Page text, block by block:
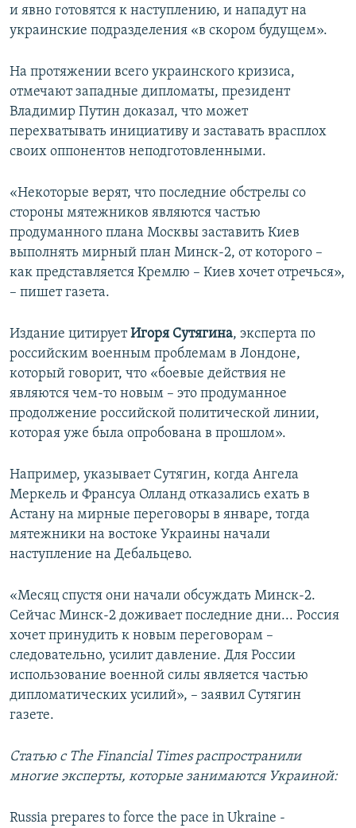
и явно готовятся к наступлению, и нападут на
украинские подразделения «в скором будущем».
На протяжении всего украинского кризиса,
отмечают западные дипломаты, президент
Владимир Путин доказал, что может
перехватывать инициативу и заставать врасплох
своих оппонентов неподготовленными.
«Некоторые верят, что последние обстрелы со
стороны мятежников являются частью
продуманного плана Москвы заставить Киев
выполнять мирный план Минск-2, от которого –
как представляется Кремлю – Киев хочет отречься»,
– пишет газета.
Издание цитируетИгоря Сутягина, эксперта по
российским военным проблемам в Лондоне,
который говорит, что «боевые действия не
являются чем-то новым – это продуманное
продолжение российской политической линии,
которая уже была опробована в прошлом».
Например, указывает Сутягин, когда Ангела
Меркель и Франсуа Олланд отказались ехать в
Астану на мирные переговоры в январе, тогда
мятежники на востоке Украины начали
наступление на Дебальцево.
«Месяц спустя они начали обсуждать Минск-2.
Сейчас Минск-2 доживает последние дни... Россия
хочет принудить к новым переговорам –
следовательно, усилит давление. Для России
использование военной силы является частью
дипломатических усилий», – заявил Сутягин
газете.
Статью с The Financial Times распространили
многие эксперты, которые занимаются Украиной:
Russia prepares to force the pace in Ukraine -